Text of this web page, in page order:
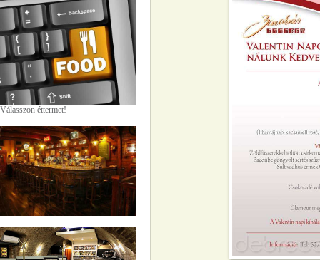
Válasszon éttermet!